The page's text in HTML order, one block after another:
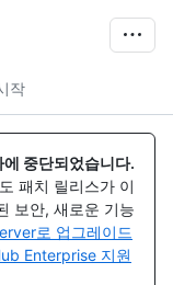
작
중단되었습니다.
패치 릴리스가 이
보안, 새로운 기능
로 업그레이드
Enterprise 지원